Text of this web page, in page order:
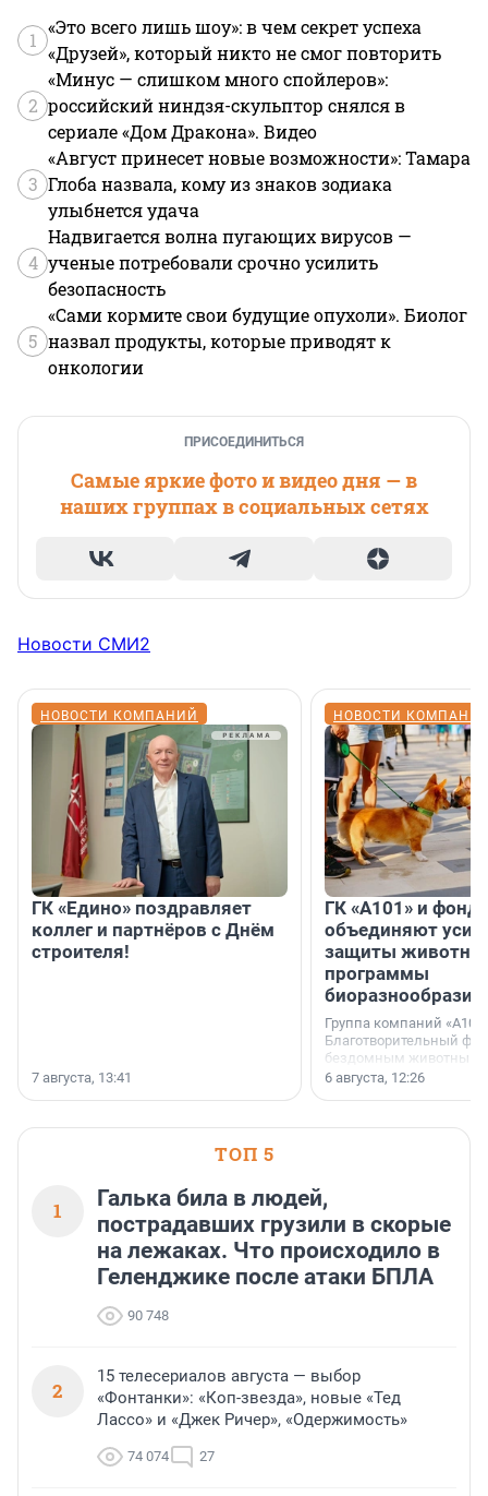
1
«Это всего лишь шоу»: в чем секрет успеха
«Друзей», который никто не смог повторить
2
«Минус — слишком много спойлеров»:
российский ниндзя-скульптор снялся в
сериале «Дом Дракона». Видео
3
«Август принесет новые возможности»: Тамара
Глоба назвала, кому из знаков зодиака
улыбнется удача
4
Надвигается волна пугающих вирусов —
ученые потребовали срочно усилить
безопасность
5
«Сами кормите свои будущие опухоли». Биолог
назвал продукты, которые приводят к
онкологии
ПРИСОЕДИНИТЬСЯ
Самые яркие фото и видео дня — в
наших группах в социальных сетях
Новости СМИ2
НОВОСТИ КОМПАНИЙ
ГК «Едино» поздравляет
коллег и партнёров с Днём
строителя!
7 августа, 13:41
НОВОСТИ
ГК «А101» и фонд
объединяют
защиты
программы
биоразнообразия
Группа компаний
Благотворительный
бездомным животным
заключили соглашение
6 августа, 12:26
ТОП 5
1
Галька била в людей,
пострадавших грузили в скорые
на лежаках. Что происходило в
Геленджике после атаки БПЛА
90 748
2
15 телесериалов августа — выбор
«Фонтанки»: «Коп-звезда», новые «Тед
Лассо» и «Джек Ричер», «Одержимость»
74 074 27